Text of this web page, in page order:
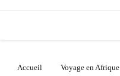
Accueil
Voyage en Afrique